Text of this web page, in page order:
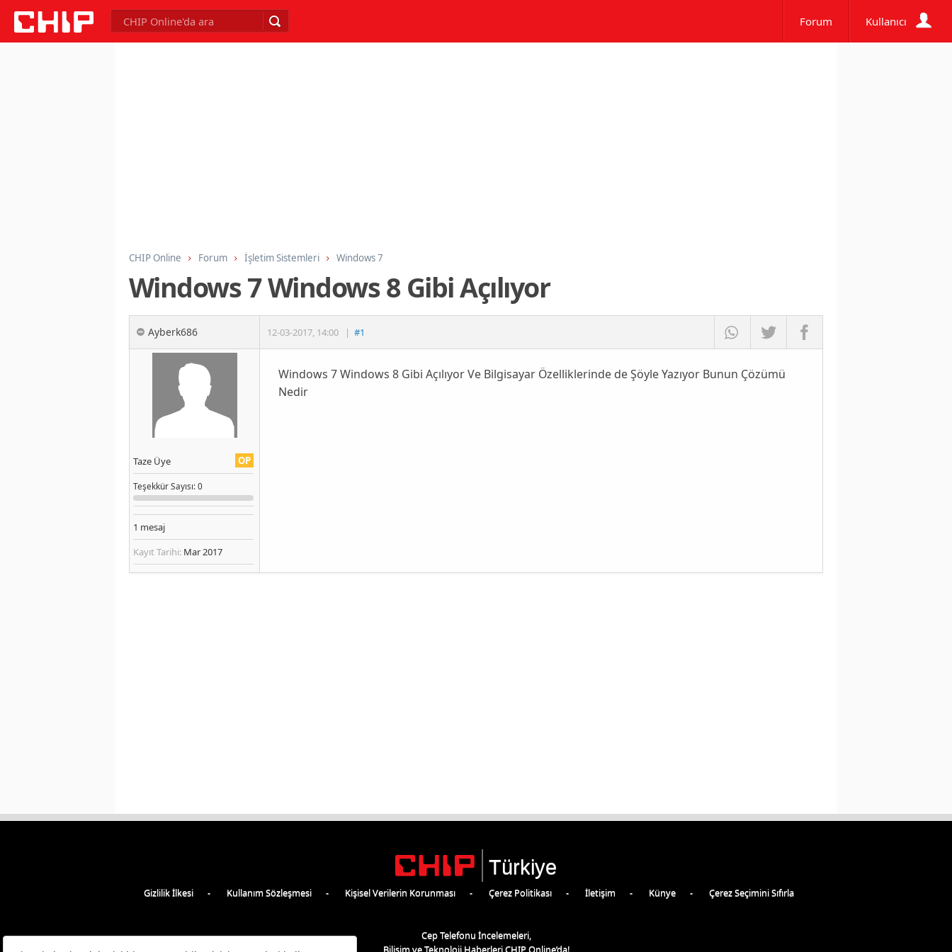
Forum Kullanıcı
CHIP Online Forum İşletim Sistemleri Windows 7
Windows 7 Windows 8 Gibi Açılıyor
Ayberk686 12-03-2017, 14:00 | #1
OP
Taze Üye
TeşekkürSayısı: 0
1 mesaj
Kayıt Tarihi: Mar 2017
Windows 7 Windows 8 Gibi Açılıyor Ve Bilgisayar Özelliklerinde de Şöyle Yazıyor Bunun Çözümü
Nedir
Türkiye
Gizlilik İlkesi Kullanım Sözleşmesi Kişisel Verilerin Korunması Çerez Politikası İletişim Künye Çerez Seçimini Sıfırla
Cep Telefonu İncelemeleri,
Bilişim ve Teknoloji Haberleri CHIP Online’da!